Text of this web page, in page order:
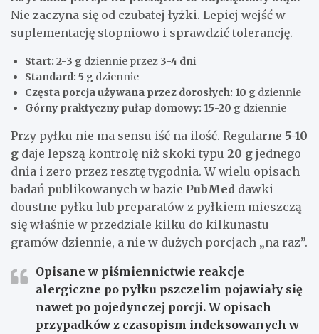
Nie zaczyna się od czubatej łyżki. Lepiej wejść w
suplementację stopniowo i sprawdzić tolerancję.
Start: 2-3 g dziennie przez 3-4 dni
Standard: 5 g dziennie
Częsta porcja używana przez dorosłych: 10 g dziennie
Górny praktyczny pułap domowy: 15-20 g dziennie
Przy pyłku nie ma sensu iść na ilość. Regularne 5-10
g daje lepszą kontrolę niż skoki typu 20 g jednego
dnia i zero przez resztę tygodnia. W wielu opisach
badań publikowanych w bazie PubMed dawki
doustne pyłku lub preparatów z pyłkiem mieszczą
się właśnie w przedziale kilku do kilkunastu
gramów dziennie, a nie w dużych porcjach „na raz”.
Opisane w piśmiennictwie reakcje
alergiczne po pyłku pszczelim pojawiały się
nawet po pojedynczej porcji. W opisach
przypadków z czasopism indeksowanych w